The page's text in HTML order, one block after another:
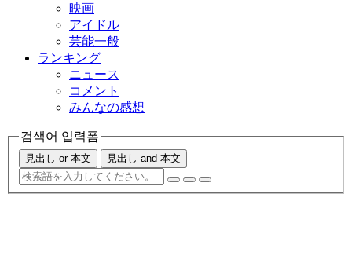
映画
アイドル
芸能一般
ランキング
ニュース
コメント
みんなの感想
검색어 입력폼
見出し or 本文 見出し and 本文